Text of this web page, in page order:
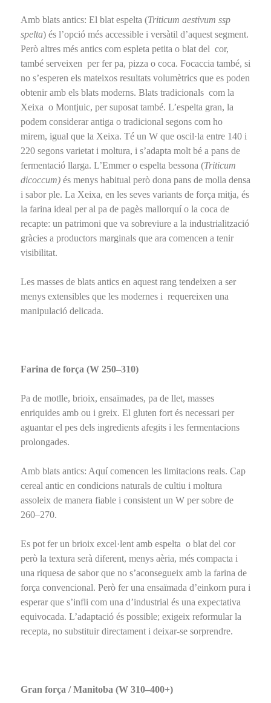
Amb blats antics: El blat espelta (Triticum aestivum ssp
spelta) és l’opció més accessible i versàtil d’aquest segment.
Però altres més antics com espleta petita o blat del cor,
també serveixen per fer pa, pizza o coca. Focaccia també, si
no s’esperen els mateixos resultats volumètrics que es poden
obtenir amb els blats moderns. Blats tradicionals com la
Xeixa o Montjuic, per suposat també. L’espelta gran, la
podem considerar antiga o tradicional segons com ho
mirem, igual que la Xeixa. Té un W que oscil·la entre 140 i
220 segons varietat i moltura, i s’adapta molt bé a pans de
fermentació llarga. L’Emmer o espelta bessona (Triticum
dicoccum) és menys habitual però dona pans de molla densa
i sabor ple. La Xeixa, en les seves variants de força mitja, és
la farina ideal per al pa de pagès mallorquí o la coca de
recapte: un patrimoni que va sobreviure a la industrialització
gràcies a productors marginals que ara comencen a tenir
visibilitat.
Les masses de blats antics en aquest rang tendeixen a ser
menys extensibles que les modernes i requereixen una
manipulació delicada.
Farina de força (W 250–310)
Pa de motlle, brioix, ensaïmades, pa de llet, masses
enriquides amb ou i greix. El gluten fort és necessari per
aguantar el pes dels ingredients afegits i les fermentacions
prolongades.
Amb blats antics: Aquí comencen les limitacions reals. Cap
cereal antic en condicions naturals de cultiu i moltura
assoleix de manera fiable i consistent un W per sobre de
260–270.
Es pot fer un brioix excel·lent amb espelta o blat del cor
però la textura serà diferent, menys aèria, més compacta i
una riquesa de sabor que no s’aconsegueix amb la farina de
força convencional. Però fer una ensaïmada d’einkorn pura i
esperar que s’infli com una d’industrial és una expectativa
equivocada. L’adaptació és possible; exigeix reformular la
recepta, no substituir directament i deixar-se sorprendre.
Gran força / Manitoba (W 310–400+)